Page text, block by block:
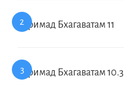
Шримад Бхагаватам 11
Шримад Бхагаватам 10.3